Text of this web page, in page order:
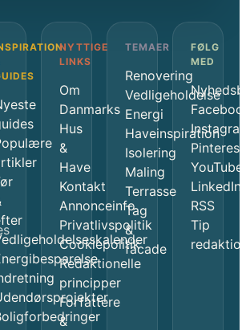
NYTTIGE
LINKS
Om
Danmarks
Hus
&
Have
Kontakt
Annonceinfo
Privatlivspolitik
Cookiepolitik
Redaktionelle
principper
Forfattere
&
TEMAER
Renovering
Vedligeholdelse
Energi
Haveinspiration
Isolering
Maling
Terrasse
Tag
&
facade
FØLG
MED
Pinterest
YouTube
LinkedIn
RSS
Tip